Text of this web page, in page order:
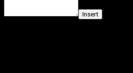
Insert